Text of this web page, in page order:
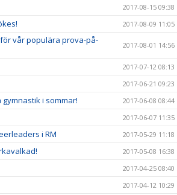
2017-08-15 09:38
2017-08-09 11:05
vår populära prova-på-
2017-08-01 14:56
2017-07-12 08:13
2017-06-21 09:23
i sommar! 2017-06-08 08:44
2017-06-07 11:35
i RM 2017-05-29 11:18
2017-05-08 16:38
2017-04-25 08:40
2017-04-12 10:29